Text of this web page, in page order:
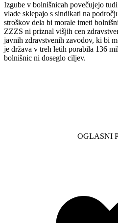
Izgube v bolnišnicah povečujejo
vlade sklepajo s sindikati na
stroškov dela bi morale imeti
ZZZS ni priznal višjih cen
javnih zdravstvenih zavodov, ki bi
je država v treh letih porabila 136
bolnišnic ni doseglo ciljev.